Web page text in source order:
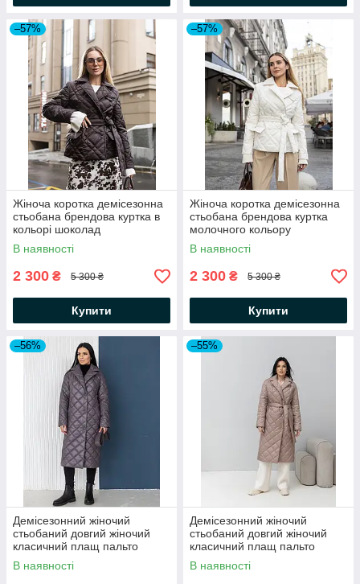
–57%
Жіноча коротка демісезонна
стьобана брендова куртка в
кольорі шоколад
В наявності
2 300 ₴ 5 300 ₴
Купити
–57%
Жіноча коротка демісезонна
стьобана брендова куртка
молочного кольору
В наявності
2 300 ₴ 5 300 ₴
Купити
–56%
Демісезонний жіночий
стьобаний довгий жіночий
класичний плащ пальто
В наявності
–55%
Демісезонний жіночий
стьобаний довгий жіночий
класичний плащ пальто
В наявності